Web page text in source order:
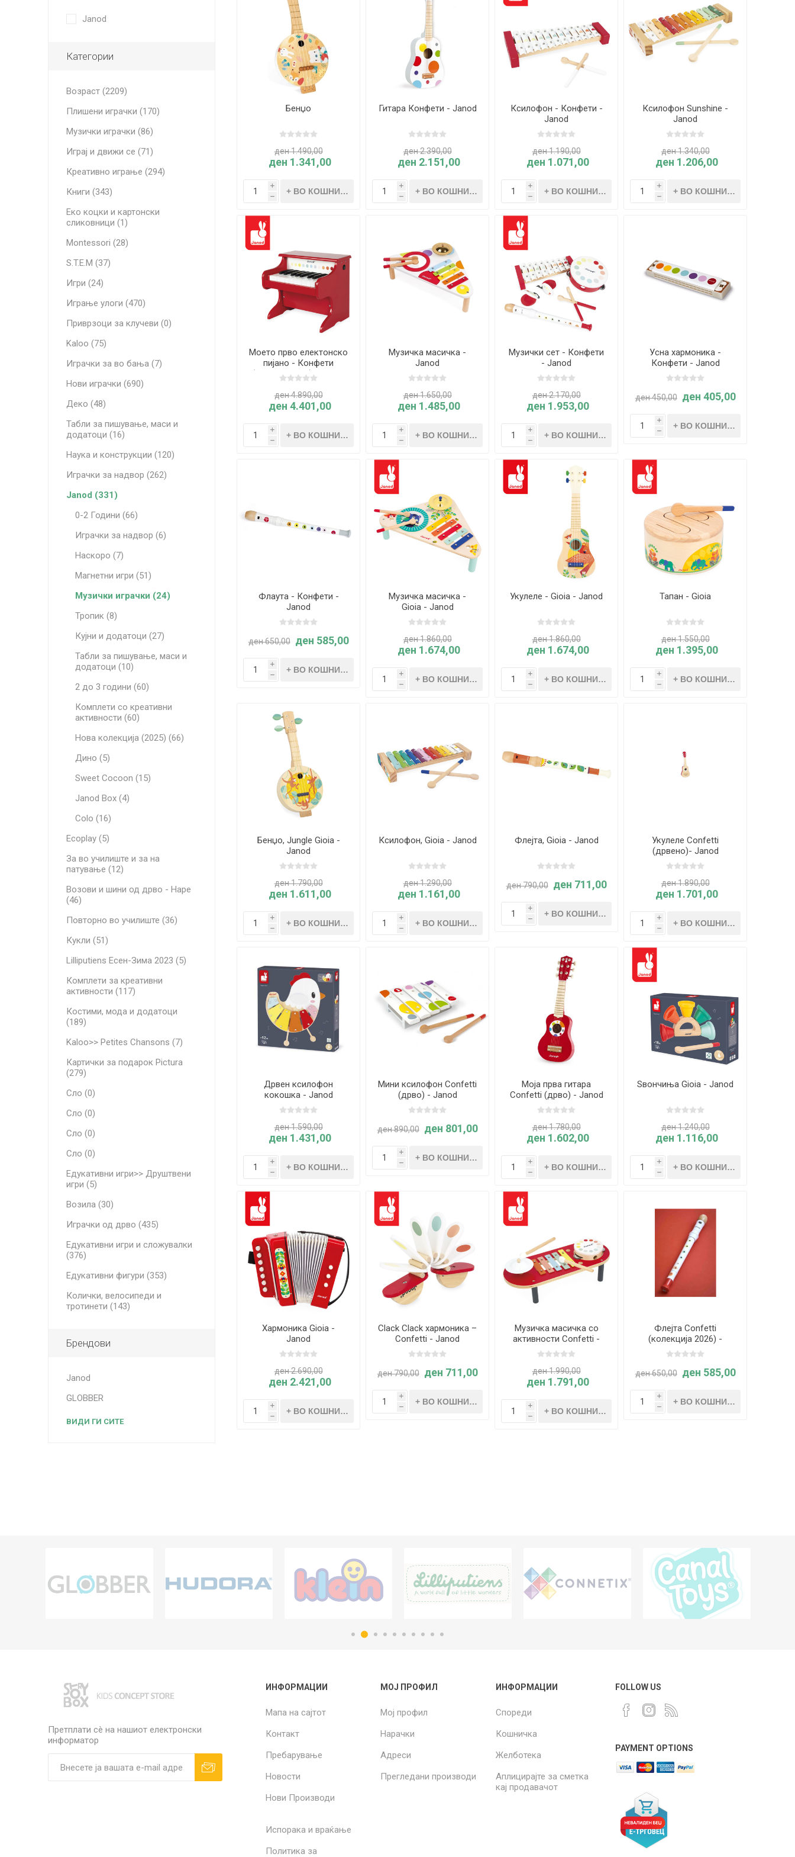
Бенџо
ден 1.490,00
ден 1.341,00
i
h
Гитара Конфети - Janod
ден 2.390,00
ден 2.151,00
i
h
Ксилофон - Конфети -
Janod
ден 1.190,00
ден 1.071,00
i
h
Ксилофон Sunshine -
Janod
ден 1.340,00
ден 1.206,00
i
h
Моето прво електонско
пијано - Конфети
(Црвено, 2026) - Janod
ден 4.890,00
ден 4.401,00
i
h
Музичка масичка -
Janod
ден 1.650,00
ден 1.485,00
i
h
Музички сет - Конфети
- Janod
ден 2.170,00
ден 1.953,00
i
h
Усна хармоника -
Конфети - Janod
ден 450,00 ден 405,00
i
h
Флаута - Конфети -
Janod
ден 650,00 ден 585,00
i
h
Музичка масичка -
Gioia - Janod
ден 1.860,00
ден 1.674,00
i
h
Укулеле - Gioia - Janod
ден 1.860,00
ден 1.674,00
i
h
Тапан - Gioia
ден 1.550,00
ден 1.395,00
i
h
Бенџо, Jungle Gioia -
Janod
ден 1.790,00
ден 1.611,00
i
h
Ксилофон, Gioia - Janod
ден 1.290,00
ден 1.161,00
i
h
Флејта, Gioia - Janod
ден 790,00 ден 711,00
i
h
Укулеле Confetti
(дрвено)- Janod
ден 1.890,00
ден 1.701,00
i
h
Дрвен ксилофон
кокошка - Janod
ден 1.590,00
ден 1.431,00
i
h
Мини ксилофон Confetti
(дрво) - Janod
ден 890,00 ден 801,00
i
h
Моја прва гитара
Confetti (дрво) - Janod
ден 1.780,00
ден 1.602,00
i
h
Ѕвончиња Gioia - Janod
ден 1.240,00
ден 1.116,00
i
h
Хармоника Gioia -
Janod
ден 2.690,00
ден 2.421,00
i
h
Clack Clack хармоника –
Confetti - Janod
ден 790,00 ден 711,00
i
h
Mузичка масичка со
активности Confetti -
Janod
ден 1.990,00
ден 1.791,00
i
h
Флејта Confetti
(колекција 2026) -
Janod
ден 650,00 ден 585,00
i
h
Janod
Категории
Возраст (2209)
Плишени играчки (170)
Музички играчки (86)
Играј и движи се (71)
Креативно играње (294)
Книги (343)
Еко коцки и картонски
сликовници (1)
Montessori (28)
S.T.E.M (37)
Игри (24)
Играње улоги (470)
Приврзоци за клучеви (0)
Kaloo (75)
Играчки за во бања (7)
Нови играчки (690)
Деко (48)
Табли за пишување, маси и
додатоци (16)
Наука и конструкции (120)
Играчки за надвор (262)
Janod (331)
0-2 Години (66)
Играчки за надвор (6)
Наскоро (7)
Магнетни игри (51)
Музички играчки (24)
Тропик (8)
Кујни и додатоци (27)
Табли за пишување, маси и
додатоци (10)
2 до 3 години (60)
Комплети со креативни
активности (60)
Нова колекција (2025) (66)
Дино (5)
Sweet Cocoon (15)
Janod Box (4)
Colo (16)
Ecoplay (5)
За во училиште и за на
патување (12)
Возови и шини од дрво - Hape
(46)
Повторно во училиште (36)
Кукли (51)
Lilliputiens Есен-Зима 2023 (5)
Комплети за креативни
активности (117)
Костими, мода и додатоци
(189)
Kaloo>> Petites Chansons (7)
Картички за подарок Pictura
(279)
Сло (0)
Сло (0)
Сло (0)
Сло (0)
Едукативни игри>> Друштвени
игри (5)
Возила (30)
Играчки од дрво (435)
Едукативни игри и сложувалки
(376)
Едукативни фигури (353)
Колички, велосипеди и
тротинети (143)
Брендови
Janod
GLOBBER
ВИДИ ГИ СИТЕ
Претплати сè на нашиот електронски
информатор
ИНФОРМАЦИИ
Мапа на сајтот
Контакт
Пребарување
Новости
Нови Производи
Испорака и враќање
Политика за
МОЈ ПРОФИЛ
Мој профил
Нарачки
Адреси
Прегледани производи
ИНФОРМАЦИИ
Спореди
Кошничка
Желботека
Аплицирајте за сметка
кај продавачот
FOLLOW US
PAYMENT OPTIONS